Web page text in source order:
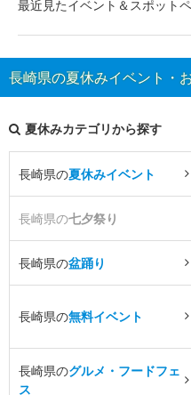
最近見たイベント＆スポット
長崎県の夏休みイベント・
夏休みカテゴリから探す
長崎県の夏休みイベント
長崎県の七夕祭り
長崎県の盆踊り
長崎県の無料イベント
長崎県のグルメ・フードフェ
ス